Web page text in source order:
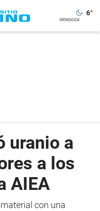
6°
uranio a
a los
AIEA
con una